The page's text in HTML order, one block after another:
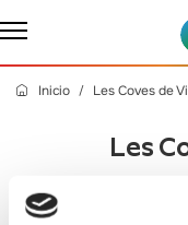
Inicio Les Coves de
Les